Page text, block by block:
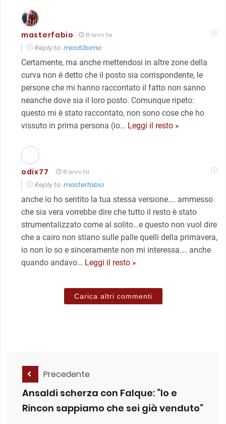
masterfabio 8 anni fa
Reply to mas63simo
Certamente, ma anche mettendosi in altre zone della
curva non è detto che il posto sia corrispondente, le
persone che mi hanno raccontato il fatto non sanno
neanche dove sia il loro posto. Comunque ripeto:
questo mi è stato raccontato, non sono cose che ho
vissuto in prima persona (io… Leggi il resto »
odix77 8 anni fa
Reply to masterfabio
anche io ho sentito la tua stessa versione…. ammesso
che sia vera vorrebbe dire che tutto il resto è stato
strumentalizzato come al solito…e questo non vuol dire
che a cairo non stiano sulle palle quelli della primavera,
io non lo so e sinceramente non mi interessa…. anche
quando andavo… Leggi il resto »
Carica altri commenti
Precedente
Ansaldi scherza con Falque: “Io e
Rincon sappiamo che sei già venduto”